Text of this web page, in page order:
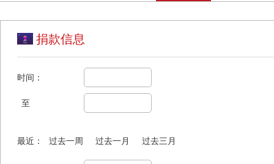
捐款信息
时间：
至
最近： 过去一周 过去一月 过去三月